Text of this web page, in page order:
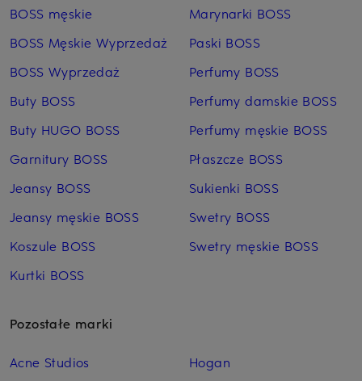
BOSS męskie
BOSS Męskie Wyprzedaż
BOSS Wyprzedaż
Buty BOSS
Buty HUGO BOSS
Garnitury BOSS
Jeansy BOSS
Jeansy męskie BOSS
Koszule BOSS
Kurtki BOSS
Marynarki BOSS
Paski BOSS
Perfumy BOSS
Perfumy damskie BOSS
Perfumy męskie BOSS
Płaszcze BOSS
Sukienki BOSS
Swetry BOSS
Swetry męskie BOSS
Pozostałe marki
Acne Studios
Hogan